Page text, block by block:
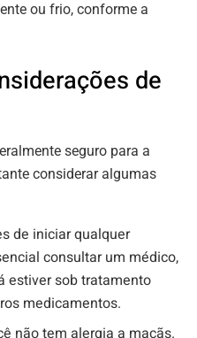
ou frio, conforme a
de
seguro para a
considerar algumas
de iniciar qualquer
consultar um médico,
estiver sob tratamento
medicamentos.